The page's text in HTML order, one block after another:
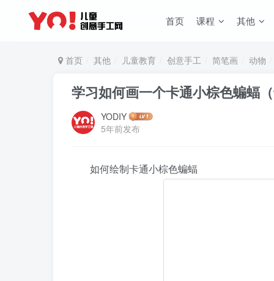
首页 课程 其他
首页 其他 儿童教育 创意手工 简笔画 动物
学习如何画一个卡通小棕色蝙蝠
YODIY
5年前发布
如何绘制卡通小棕色蝙蝠